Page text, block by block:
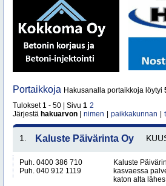
Portaikkoja Hakusanalla portaikkoja löytyi
Tulokset 1 - 50 | Sivu 1 2
Järjestä hakuarvon nimen paikkakunnan
1. Kaluste Päivärinta Oy
Puh. 0400 386 710
Puh. 040 912 1119
Kaluste
kasvaessa
katon alta